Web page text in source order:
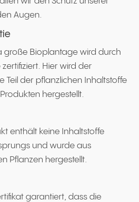
Augen.
große Bioplantage wird durch
Hier wird der
Teil der pflanzlichen Inhaltstoffe
hergestellt.
enthält keine Inhaltstoffe
und wurde aus
Pflanzen hergestellt.
garantiert, dass die